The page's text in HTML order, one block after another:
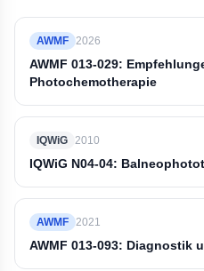
AWMF 2026
AWMF 013-029:
Photochemotherapie
IQWiG 2010
IQWiG N04-04:
AWMF 2021
AWMF 013-093: Diagnostik